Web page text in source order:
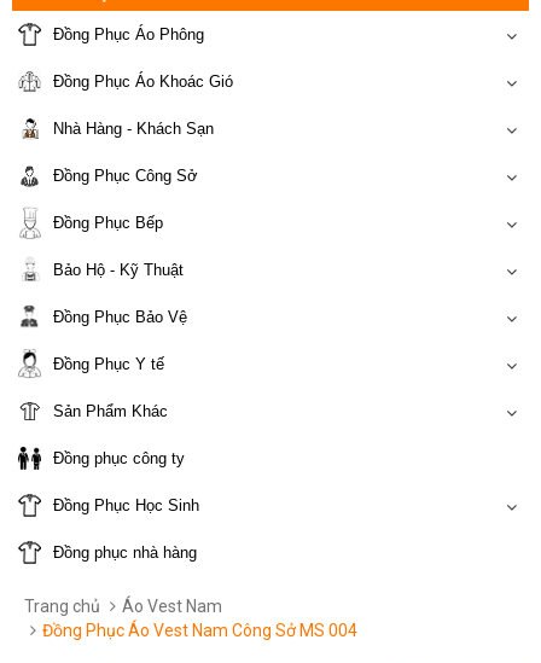
Đồng Phục Áo Phông
Đồng Phục Áo Khoác Gió
Nhà Hàng - Khách Sạn
Đồng Phục Công Sở
Đồng Phục Bếp
Bảo Hộ - Kỹ Thuật
Đồng Phục Bảo Vệ
Đồng Phục Y tế
Sản Phẩm Khác
Đồng phục công ty
Đồng Phục Học Sinh
Đồng phục nhà hàng
Trang chủ
Áo Vest Nam
Đồng Phục Áo Vest Nam Công Sở MS 004